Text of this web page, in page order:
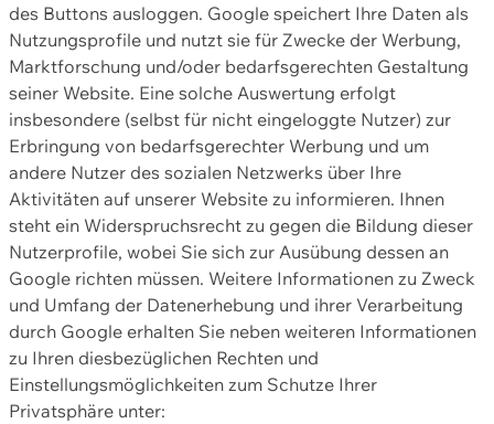
des Buttons ausloggen. Google speichert Ihre Daten als
Nutzungsprofile und nutzt sie für Zwecke der Werbung,
Marktforschung und/oder bedarfsgerechten Gestaltung
seiner Website. Eine solche Auswertung erfolgt
insbesondere (selbst für nicht eingeloggte Nutzer) zur
Erbringung von bedarfsgerechter Werbung und um
andere Nutzer des sozialen Netzwerks über Ihre
Aktivitäten auf unserer Website zu informieren. Ihnen
steht ein Widerspruchsrecht zu gegen die Bildung dieser
Nutzerprofile, wobei Sie sich zur Ausübung dessen an
Google richten müssen. Weitere Informationen zu Zweck
und Umfang der Datenerhebung und ihrer Verarbeitung
durch Google erhalten Sie neben weiteren Informationen
zu Ihren diesbezüglichen Rechten und
Einstellungsmöglichkeiten zum Schutze Ihrer
Privatsphäre unter: